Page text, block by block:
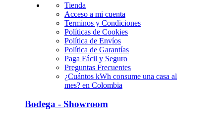
Tienda
Acceso a mi cuenta
Terminos y Condiciones
Políticas de Cookies
Política de Envíos
Política de Garantías
Paga Fácil y Seguro
Preguntas Frecuentes
¿Cuántos kWh consume una casa al
mes? en Colombia
Bodega - Showroom